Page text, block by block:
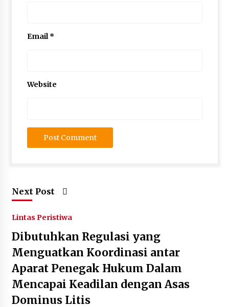
Email*
Website
Next Post
Lintas Peristiwa
Dibutuhkan Regulasi yang
Menguatkan Koordinasi antar
Aparat Penegak Hukum Dalam
Mencapai Keadilan dengan Asas
Dominus Litis